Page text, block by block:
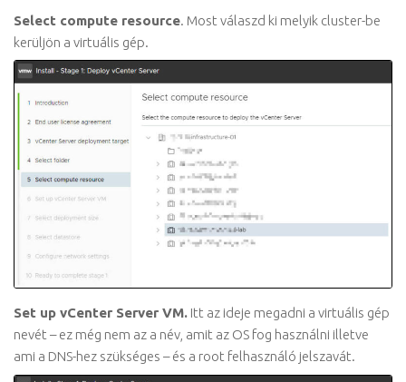
Select compute resource. Most válaszd ki melyik cluster-be
kerüljön a virtuális gép.
Set up vCenter Server VM. Itt az ideje megadni a virtuális gép
nevét – ez még nem az a név, amit az OS fog használni illetve
ami a DNS-hez szükséges – és a root felhasználó jelszavát.